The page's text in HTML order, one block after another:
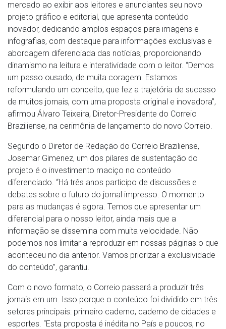
mercado ao exibir aos leitores e anunciantes seu novo
projeto gráfico e editorial, que apresenta conteúdo
inovador, dedicando amplos espaços para imagens e
infografias, com destaque para informações exclusivas e
abordagem diferenciada das notícias, proporcionando
dinamismo na leitura e interatividade com o leitor. “Demos
um passo ousado, de muita coragem. Estamos
reformulando um conceito, que fez a trajetória de sucesso
de muitos jornais, com uma proposta original e inovadora”,
afirmou Álvaro Teixeira, Diretor-Presidente do Correio
Braziliense, na cerimônia de lançamento do novo Correio.
Segundo o Diretor de Redação do Correio Braziliense,
Josemar Gimenez, um dos pilares de sustentação do
projeto é o investimento maciço no conteúdo
diferenciado. “Há três anos participo de discussões e
debates sobre o futuro do jornal impresso. O momento
para as mudanças é agora. Temos que apresentar um
diferencial para o nosso leitor, ainda mais que a
informação se dissemina com muita velocidade. Não
podemos nos limitar a reproduzir em nossas páginas o que
aconteceu no dia anterior. Vamos priorizar a exclusividade
do conteúdo”, garantiu.
Com o novo formato, o Correio passará a produzir três
jornais em um. Isso porque o conteúdo foi dividido em três
setores principais: primeiro caderno, caderno de cidades e
esportes. “Esta proposta é inédita no País e poucos, no